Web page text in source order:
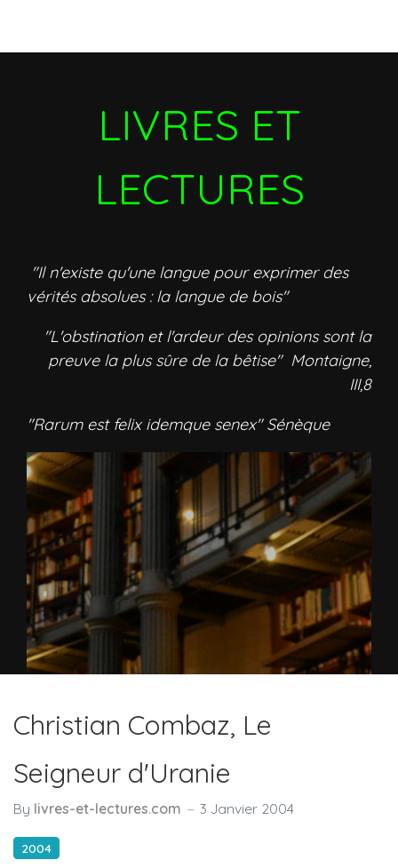
LIVRES ET
LECTURES
"Il n'existe qu'une langue pour exprimer des
vérités absolues : la langue de bois"
"L'obstination et l'ardeur des opinions sont la
preuve la plus sûre de la bêtise" Montaigne,
III,8
"Rarum est felix idemque senex" Sénèque
Christian Combaz, Le
Seigneur d'Uranie
By livres-et-lectures.com 3 Janvier 2004
2004